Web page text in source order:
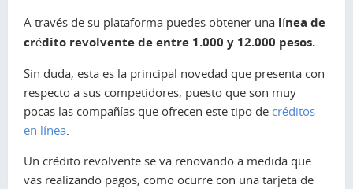
A través de su plataforma puedes obtener una línea de
crédito revolvente de entre 1.000 y 12.000 pesos.
Sin duda, esta es la principal novedad que presenta con
respecto a sus competidores, puesto que son muy
pocas las compañías que ofrecen este tipo de créditos
en línea
Un crédito revolvente se va renovando a medida que
vas realizando pagos, como ocurre con una tarjeta de